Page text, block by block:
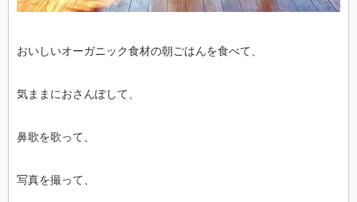
おいしいオーガニック食材の朝ごはんを食べて、
気ままにおさんぽして、
鼻歌を歌って、
写真を撮って、